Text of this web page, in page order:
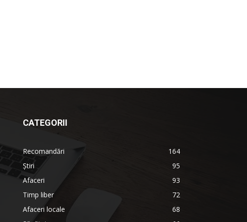
CATEGORII
Recomandări
164
Știri
95
Afaceri
93
Timp liber
72
Afaceri locale
68